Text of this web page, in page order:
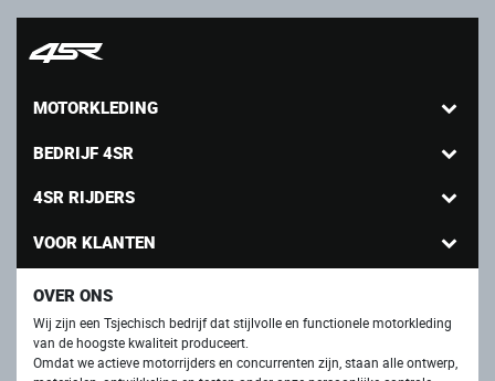
MOTORKLEDING
BEDRIJF 4SR
4SR RIJDERS
VOOR KLANTEN
OVER ONS
Wij zijn een Tsjechisch bedrijf dat stijlvolle en functionele motorkleding
van de hoogste kwaliteit produceert.
Omdat we actieve motorrijders en concurrenten zijn, staan ​​alle ontwerp,